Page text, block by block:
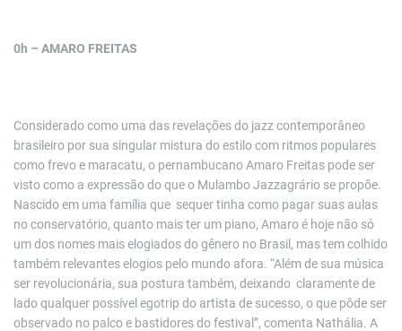
0h – AMARO FREITAS
Considerado como uma das revelações do jazz contemporâneo
brasileiro por sua singular mistura do estilo com ritmos populares
como frevo e maracatu, o pernambucano Amaro Freitas pode ser
visto como a expressão do que o Mulambo Jazzagrário se propõe.
Nascido em uma família que sequer tinha como pagar suas aulas
no conservatório, quanto mais ter um piano, Amaro é hoje não só
um dos nomes mais elogiados do gênero no Brasil, mas tem colhido
também relevantes elogios pelo mundo afora. “Além de sua música
ser revolucionária, sua postura também, deixando claramente de
lado qualquer possível egotrip do artista de sucesso, o que pôde ser
observado no palco e bastidores do festival”, comenta Nathália. A